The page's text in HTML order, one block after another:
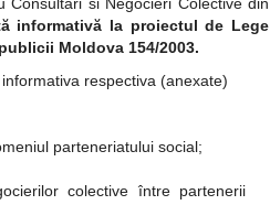
informativă la proiectul de Lege
Moldova 154/2003.
respectiva (anexate)
parteneriatului social;
colective între partenerii